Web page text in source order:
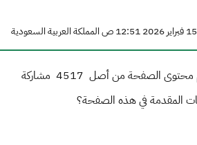
محتوى الصفحة من أصل 4517 مشاركة
المقدمة في هذه الصفحة؟